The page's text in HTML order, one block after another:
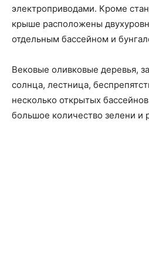
электроприводами. Кроме
крыше расположены
отдельным бассейном и
Вековые оливковые деревья,
солнца, лестница,
несколько открытых
большое количество зелени